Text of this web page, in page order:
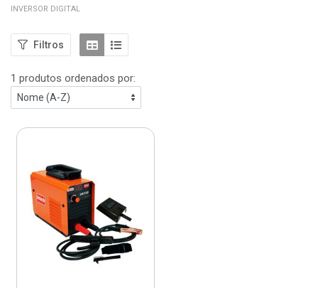
INVERSOR DIGITAL
Filtros
1 produtos ordenados por: